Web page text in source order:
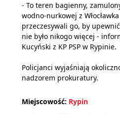
- To teren bagienny,
wodno-nurkowej z
przeczesywali go, by
nie było nikogo więcej -
Kucyński z KP PSP w Rypinie.
Policjanci wyjaśniają
nadzorem prokuratury.
Miejscowość: Rypin